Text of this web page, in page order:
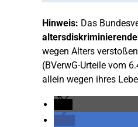
Hinweis: Das
wegen Alters
(BVerwG-Urteile vom
allein wegen ihres